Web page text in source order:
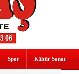
Spor Kültür Sanat